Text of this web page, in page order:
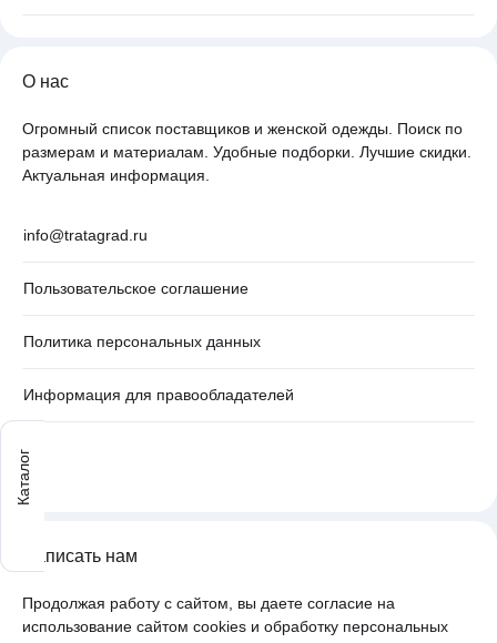
О нас
Огромный список поставщиков и женской одежды. Поиск по
размерам и материалам. Удобные подборки. Лучшие скидки.
Актуальная информация.
info@tratagrad.ru
Пользовательское соглашение
Политика персональных данных
Информация для правообладателей
Написать нам
Продолжая работу с сайтом, вы даете согласие на
использование сайтом cookies и обработку персональных
Каталог